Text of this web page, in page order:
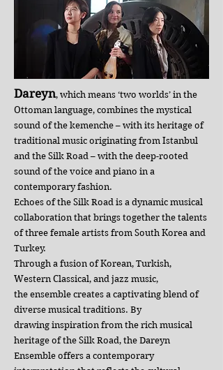
Dareyn, which means ‘two worlds’ in the
Ottoman language, combines the mystical
sound of the kemenche – with its heritage of
traditional music originating from Istanbul
and the Silk Road – with the deep-rooted
sound of the voice and piano in a
contemporary fashion.
Echoes of the Silk Road is a dynamic musical
collaboration that brings together the talents
of three female artists from South Korea and
Turkey.
Through a fusion of Korean, Turkish,
Western Classical, and jazz music,
the ensemble creates a captivating blend of
diverse musical traditions. By
drawing inspiration from the rich musical
heritage of the Silk Road, the Dareyn
Ensemble offers a contemporary